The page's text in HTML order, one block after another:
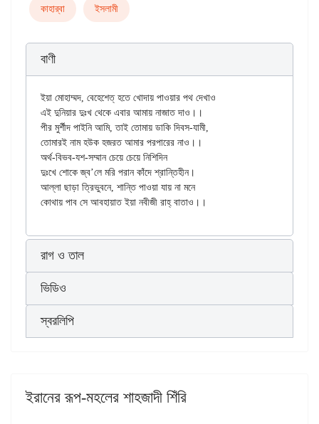
কাহার্‌বা ইসলামী
বাণী
ইয়া মোহাম্মদ, বেহেশেত্‌ হতে খোদায় পাওয়ার পথ দেখাও
এই দুনিয়ার দুঃখ থেকে এবার আমায় নাজাত দাও।।
পীর মুর্শীদ পাইনি আমি, তাই তোমায় ডাকি দিবস-যামী,
তোমারই নাম হউক হজরত আমার পরপারের নাও।।
অর্থ-বিভব-যশ-সম্মান চেয়ে চেয়ে নিশিদিন
দুঃখে শোকে জ্ব’লে মরি পরান কাঁদে শ্রান্তিহীন।
আল্লা ছাড়া ত্রিভুবনে, শান্তি পাওয়া যায় না মনে
রাগ ও তাল
ভিডিও
স্বরলিপি
ইরানের রূপ-মহলের শাহজাদী শিঁরি